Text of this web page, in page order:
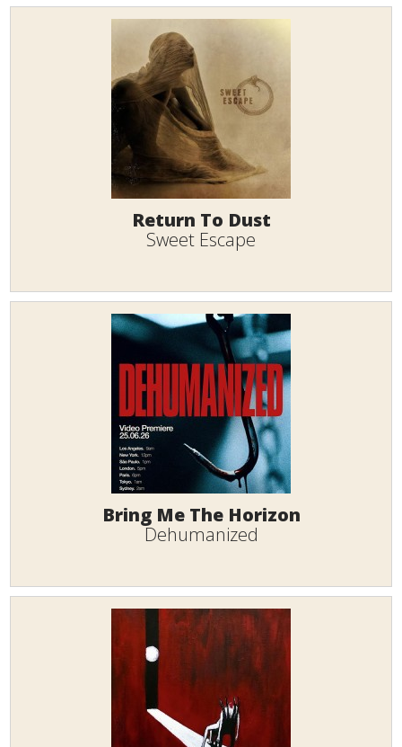
Return To Dust
Sweet Escape
Bring Me The Horizon
Dehumanized